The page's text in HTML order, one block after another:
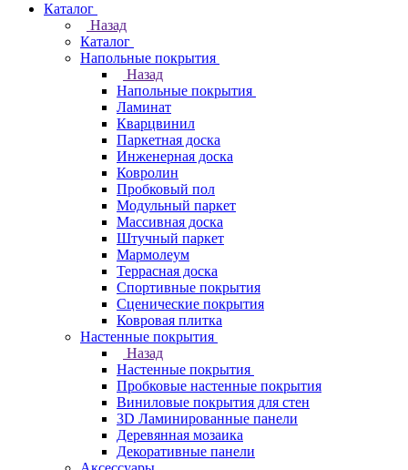
Каталог
Назад
Каталог
Напольные покрытия
Назад
Напольные покрытия
Ламинат
Кварцвинил
Паркетная доска
Инженерная доска
Ковролин
Пробковый пол
Модульный паркет
Массивная доска
Штучный паркет
Мармолеум
Террасная доска
Спортивные покрытия
Сценические покрытия
Ковровая плитка
Настенные покрытия
Назад
Настенные покрытия
Пробковые настенные покрытия
Виниловые покрытия для стен
3D Ламинированные панели
Деревянная мозаика
Декоративные панели